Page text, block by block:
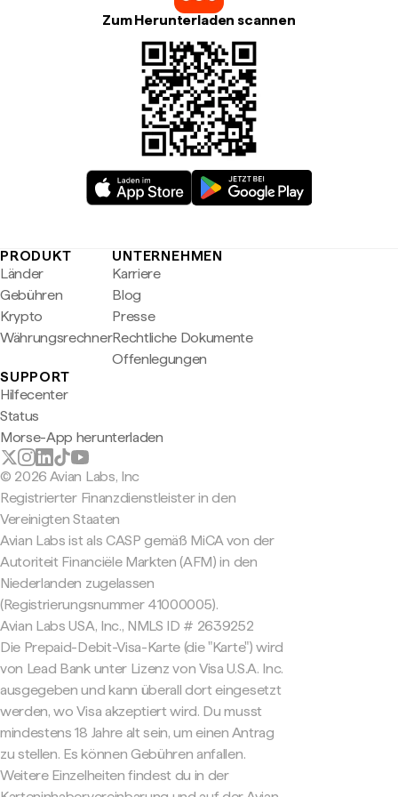
Zum Herunterladen scannen
PRODUKT
Länder
Gebühren
Krypto
Währungsrechner
UNTERNEHMEN
Karriere
Blog
Presse
Rechtliche Dokumente
Offenlegungen
SUPPORT
Hilfecenter
Status
Morse-App herunterladen
© 2026 Avian Labs, Inc
Registrierter Finanzdienstleister in den
Vereinigten Staaten
Avian Labs ist als CASP gemäß MiCA von der
Autoriteit Financiële Markten (AFM) in den
Niederlanden zugelassen
(Registrierungsnummer 41000005).
Avian Labs USA, Inc., NMLS ID # 2639252
Die Prepaid-Debit-Visa-Karte (die "Karte") wird
von Lead Bank unter Lizenz von Visa U.S.A. Inc.
ausgegeben und kann überall dort eingesetzt
werden, wo Visa akzeptiert wird. Du musst
mindestens 18 Jahre alt sein, um einen Antrag
zu stellen. Es können Gebühren anfallen.
Weitere Einzelheiten findest du in der